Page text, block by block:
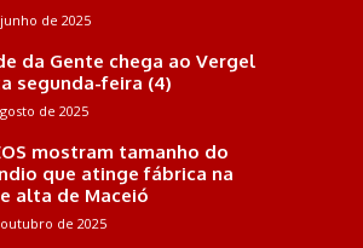
de 2025
da Gente chega ao Vergel
segunda-feira (4)
de 2025
mostram tamanho do
que atinge fábrica na
alta de Maceió
de 2025